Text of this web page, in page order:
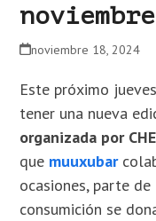
noviembre 18, 2024
Este próximo
tener una nueva
organizada por
que muuxubar
ocasiones, parte
consumición se